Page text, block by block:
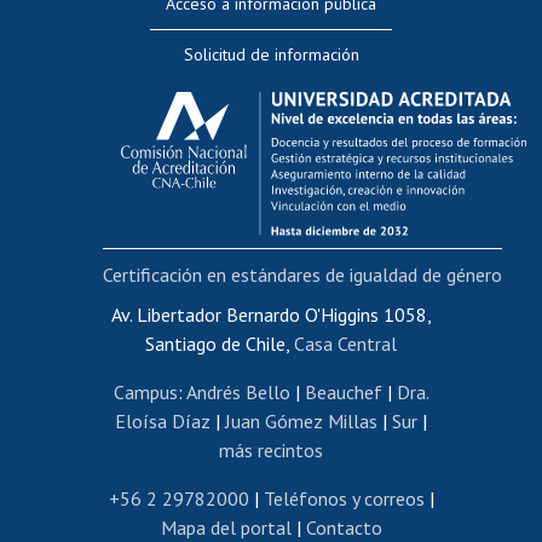
Evaluación docente
Calificación académica
Postulación al AUCAI
Funcionarias/os
Cursos internos de capacitación
Bienestar del personal
Portal de movilidad interna
Certificado de renta
Certificado de renta honorarios
Editar páginas blancas
Extranjeras/os
Revalidación y reconocimiento de títulos
Postulación al Programa de Movilidad Estudiantil
Solicitud de información
Av. Libertador Bernardo O'Higgins 1058,
Santiago de Chile, Casa Central
Campus: Andrés Bello | Beauchef| Dra.
Eloísa Díaz | Juan Gómez Millas | Sur |
más recintos
+56 2 29782000 | Teléfonos y correos |
Mapa del portal| Contacto
Certificación en estándares de igualdad de género